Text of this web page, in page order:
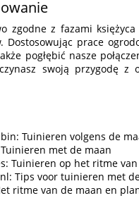
zgodne z fazami
Dostosowując prace
pogłębić nasze
swoją przygodę
Tuinieren volgens de
met de maan
Tuinieren op het ritme
Tips voor tuinieren met
ritme van de maan en